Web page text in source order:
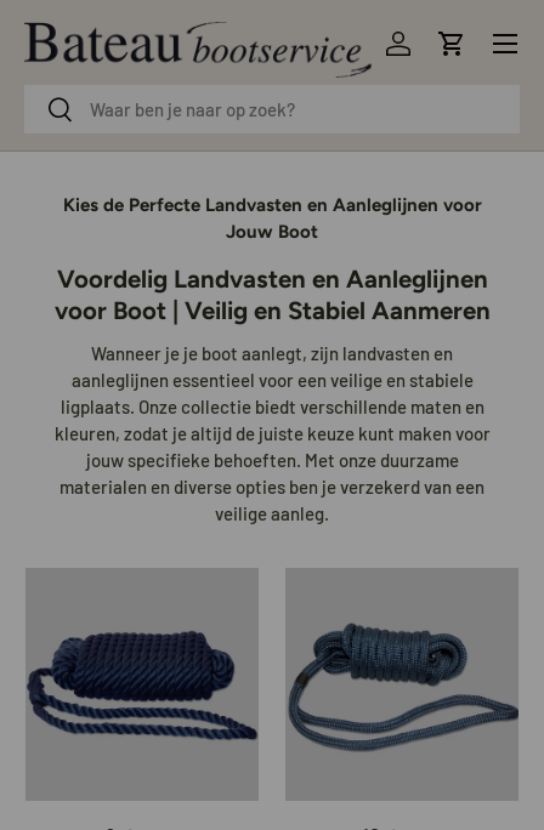
Ga naar inhoud
ZoekenZoeken
Inloggen
Menu
Kies de Perfecte Landvasten en Aanleglijnen voor
Jouw Boot
Voordelig Landvasten en Aanleglijnen
voor Boot | Veilig en Stabiel Aanmeren
Wanneer je je boot aanlegt, zijn landvasten en
aanleglijnen essentieel voor een veilige en stabiele
ligplaats. Onze collectie biedt verschillende maten en
kleuren, zodat je altijd de juiste keuze kunt maken voor
jouw specifieke behoeften. Met onze duurzame
materialen en diverse opties ben je verzekerd van een
veilige aanleg.